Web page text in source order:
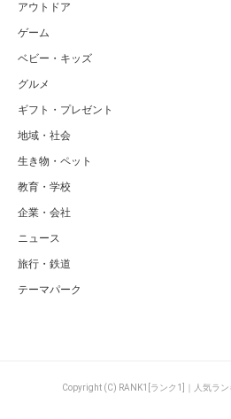
アウトドア
ゲーム
ベビー・キッズ
グルメ
ギフト・プレゼント
地域・社会
生き物・ペット
教育・学校
企業・会社
ニュース
旅行・鉄道
テーマパーク
Copyright (C) RANK1[ランク1]｜人気ラ